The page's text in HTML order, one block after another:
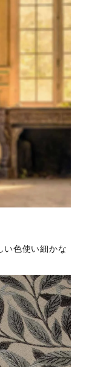
い色使い細かな